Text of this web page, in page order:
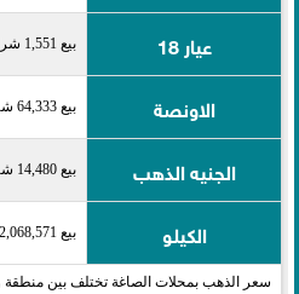
عيار 18 بيع 1,551 شراء 1,586
الاونصة بيع 64,333 شراء 65,754
الجنيه الذهب بيع 14,480 شراء 14,800
الكيلو بيع 2,068,571 شراء 2,114,286
سعر الذهب بمحلات الصاغة تختلف بين منطقة